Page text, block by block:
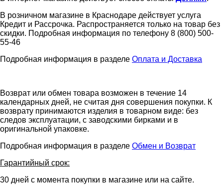
В розничном магазине в Краснодаре действует услуга
Кредит и Рассрочка. Распространяется только на товар без
скидки. Подробная информация по телефону 8 (800) 500-
55-46
Подробная информация в разделе Оплата и Доставка
Возврат или обмен товара возможен в течение 14
календарных дней, не считая дня совершения покупки. К
возврату принимаются изделия в товарном виде: без
следов эксплуатации, с заводскими бирками и в
оригинальной упаковке.
Подробная информация в разделе Обмен и Возврат
Гарантийный срок:
30 дней с момента покупки в магазине или на сайте.